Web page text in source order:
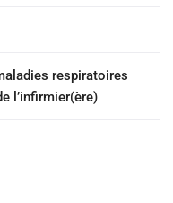
respiratoires
l’infirmier(ère)